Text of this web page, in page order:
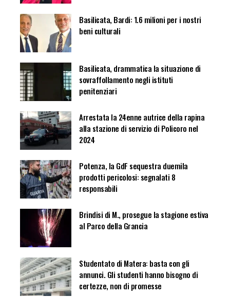
Basilicata, Bardi: 1.6 milioni per i nostri
beni culturali
Basilicata, drammatica la situazione di
sovraffollamento negli istituti
penitenziari
Arrestata la 24enne autrice della rapina
alla stazione di servizio di Policoro nel
2024
Potenza, la GdF sequestra duemila
prodotti pericolosi: segnalati 8
responsabili
Brindisi di M., prosegue la stagione estiva
al Parco della Grancia
Studentato di Matera: basta con gli
annunci. Gli studenti hanno bisogno di
certezze, non di promesse